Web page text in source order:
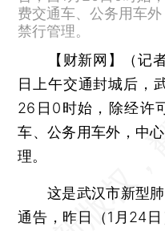
费交通车、公务用车
禁行管理。
【财新网】（记
日上午交通封城后，
26日0时始，除经许
车、公务用车外，中
理。
这是武汉市新型肺
通告，昨日（1月24